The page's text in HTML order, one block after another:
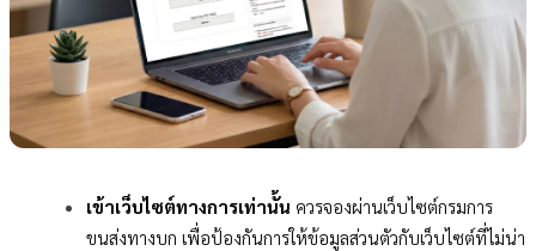
เข้าเว็บไซต์ทางการเท่านั้น ควรจองผ่านเว็บไซต์กรมการ
ขนส่งทางบก เพื่อป้องกันการให้ข้อมูลส่วนตัวกับเว็บไซต์ที่ไม่น่า